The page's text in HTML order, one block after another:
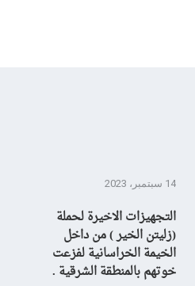
14 سبتمبر، 2023
التجهيزات الاخيرة لحملة
(زليتن الخير ) من داخل
الخيمة الخراسانية لفزعت
خوتهم بالمنطقة الشرقية .